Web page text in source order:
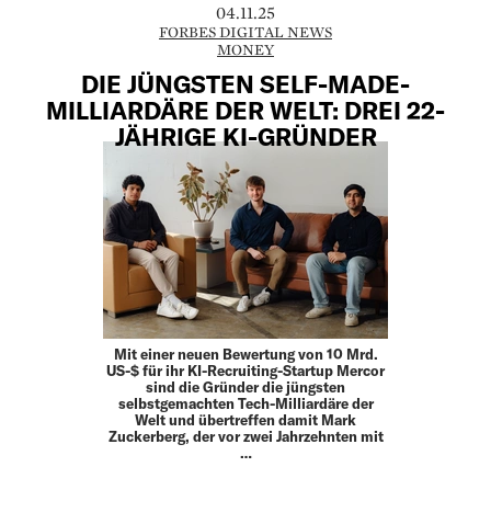
04.11.25
FORBES DIGITAL NEWS
MONEY
DIE JÜNGSTEN SELF-MADE-
MILLIARDÄRE DER WELT: DREI 22-
JÄHRIGE KI-GRÜNDER
Mit einer neuen Bewertung von 10 Mrd.
US-$ für ihr KI-Recruiting-Startup Mercor
sind die Gründer die jüngsten
selbstgemachten Tech-Milliardäre der
Welt und übertreffen damit Mark
Zuckerberg, der vor zwei Jahrzehnten mit
…